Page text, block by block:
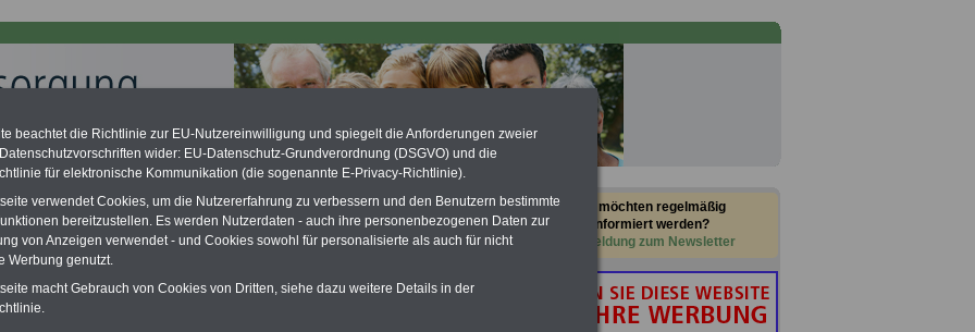
zu gering - hohe Nachzahlung für Beamte & Ruhestandsbeamte
hat die Berliner Landesbesoldung für verfassungs-
(Berlin muss bis
März 2027 eine Neuregelung der Besoldung
Auch beim Bund (Beamte & Ruhestandsbeamte) gibt es teilweise
(Medienberichten zufolge liegt diese für
mind. 3.000 und 13.000 Euro, Der INFO-SERVICE gibt hierzu im II. Vj.
Broschüre heraus (unmittelbar nach Beschluss eines Gesetzentwurfs
Sie möchten regelmäßig
informiert werden?
Anmeldung zum Newsletter
beachtet die Richtlinie zur EU-Nutzereinwilligung und spiegelt die Anforderungen zweier
wider: EU-Datenschutz-Grundverordnung (DSGVO) und die
für elektronische Kommunikation (die sogenannte E-Privacy-Richtlinie).
verwendet Cookies, um die Nutzererfahrung zu verbessern und den Benutzern bestimmte
bereitzustellen. Es werden Nutzerdaten - auch ihre personenbezogenen Daten zur
von Anzeigen verwendet - und Cookies sowohl für personalisierte als auch für nicht
Werbung genutzt.
macht Gebrauch von Cookies von Dritten, siehe dazu weitere Details in der